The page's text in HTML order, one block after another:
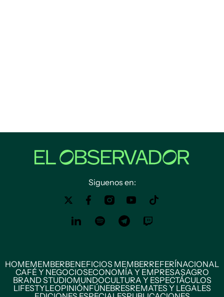
Siguenos en:
HOMEMEMBERBENEFICIOS MEMBERREFERÍNACIONAL
CAFÉ Y NEGOCIOSECONOMÍA Y EMPRESASAGRO
BRAND STUDIOMUNDOCULTURA Y ESPECTÁCULOS
LIFESTYLEOPINIÓNFÚNEBRESREMATES Y LEGALES